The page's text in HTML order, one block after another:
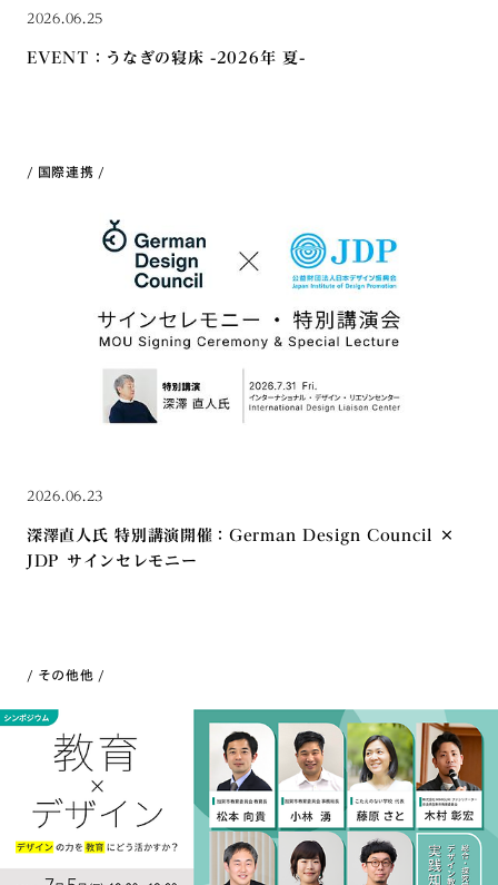
2026.06.25
EVENT：うなぎの寝床 -2026年 夏-
国際連携
2026.06.23
深澤直人氏 特別講演開催：German Design Council ×
JDP サインセレモニー
その他他